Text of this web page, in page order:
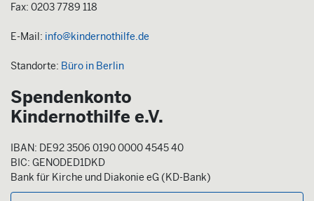
Fax: 0203 7789 118
E-Mail: info@kindernothilfe.de
Standorte: Büro in Berlin
Spendenkonto
Kindernothilfe e.V.
IBAN: DE92 3506 0190 0000 4545 40
BIC: GENODED1DKD
Bank für Kirche und Diakonie eG (KD-Bank)